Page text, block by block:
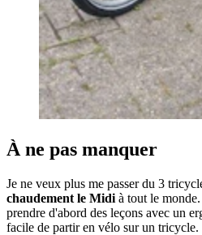
À ne pas manquer
Je ne veux plus me passer du 3
chaudement le Midi à tout le
prendre d'abord des leçons avec un
facile de partir en vélo sur un tricycle.